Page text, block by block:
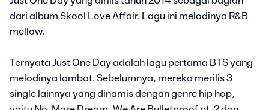
dari album Skool Love Affair. Lagu ini melodinya R&B
mellow.
Ternyata Just One Day adalah lagu pertama BTS yang
melodinya lambat. Sebelumnya, mereka merilis 3
single lainnya yang dinamis dengan genre hip hop,